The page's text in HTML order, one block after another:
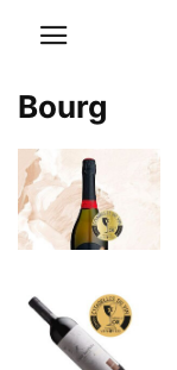
Bourg